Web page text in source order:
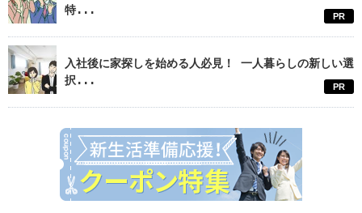
特...
PR
入社後に家探しを始める人必見！ 一人暮らしの新しい選
択...
PR